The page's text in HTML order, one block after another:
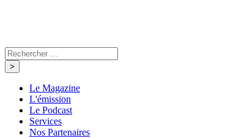
Le Magazine
L'émission
Le Podcast
Services
Nos Partenaires